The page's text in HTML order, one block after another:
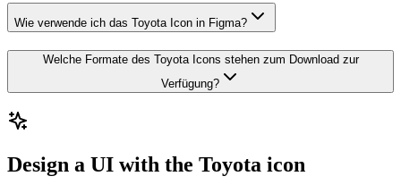
Wie verwende ich das Toyota Icon in Figma?
Welche Formate des Toyota Icons stehen zum Download zur
Verfügung?
Design a UI with the Toyota icon